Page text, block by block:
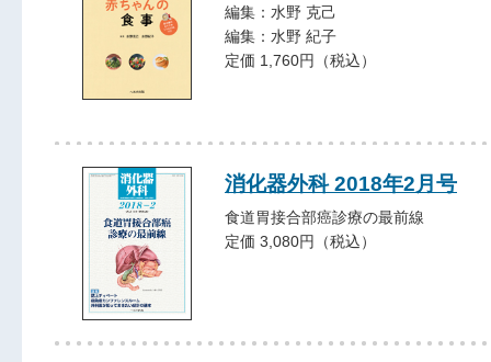
編集：水野 克己
編集：水野 紀子
定価 1,760円（税込）
消化器外科 2018年2月号
食道胃接合部癌診療の最前線
定価 3,080円（税込）